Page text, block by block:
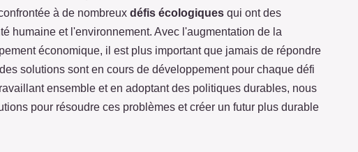
à de nombreux défis écologiques qui ont des
humaine et l'environnement. Avec l'augmentation de la
économique, il est plus important que jamais de répondre
solutions sont en cours de développement pour chaque défi
ensemble et en adoptant des politiques durables, nous
pour résoudre ces problèmes et créer un futur plus durable